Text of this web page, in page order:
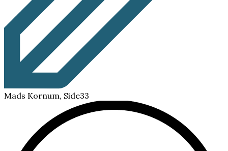
Mads Kornum, Side33